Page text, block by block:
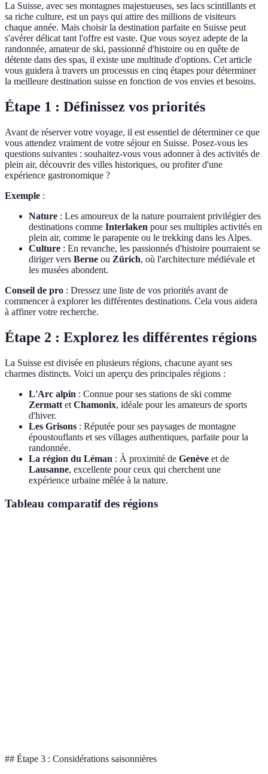
La Suisse, avec ses montagnes majestueuses, ses lacs scintillants et
sa riche culture, est un pays qui attire des millions de visiteurs
chaque année. Mais choisir la destination parfaite en Suisse peut
s'avérer délicat tant l'offre est vaste. Que vous soyez adepte de la
randonnée, amateur de ski, passionné d'histoire ou en quête de
détente dans des spas, il existe une multitude d'options. Cet article
vous guidera à travers un processus en cinq étapes pour déterminer
la meilleure destination suisse en fonction de vos envies et besoins.
Étape 1 : Définissez vos priorités
Avant de réserver votre voyage, il est essentiel de déterminer ce que
vous attendez vraiment de votre séjour en Suisse. Posez-vous les
questions suivantes : souhaitez-vous vous adonner à des activités de
plein air, découvrir des villes historiques, ou profiter d'une
expérience gastronomique ?
Exemple :
Nature : Les amoureux de la nature pourraient privilégier des
destinations comme Interlaken pour ses multiples activités en
plein air, comme le parapente ou le trekking dans les Alpes.
Culture : En revanche, les passionnés d'histoire pourraient se
diriger vers Berne ou Zürich, où l'architecture médiévale et
les musées abondent.
Conseil de pro : Dressez une liste de vos priorités avant de
commencer à explorer les différentes destinations. Cela vous aidera
à affiner votre recherche.
Étape 2 : Explorez les différentes régions
La Suisse est divisée en plusieurs régions, chacune ayant ses
charmes distincts. Voici un aperçu des principales régions :
L'Arc alpin : Connue pour ses stations de ski comme
Zermatt et Chamonix, idéale pour les amateurs de sports
d'hiver.
Les Grisons : Réputée pour ses paysages de montagne
époustouflants et ses villages authentiques, parfaite pour la
randonnée.
La région du Léman : À proximité de Genève et de
Lausanne, excellente pour ceux qui cherchent une
expérience urbaine mêlée à la nature.
Tableau comparatif des régions
## Étape 3 : Considérations saisonnières